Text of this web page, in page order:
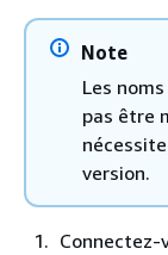
Note
Les
pas être
version.
Connectez-